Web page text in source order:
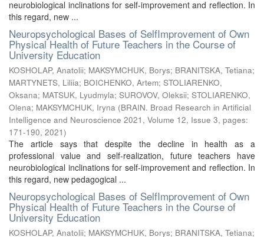
neurobiological inclinations for self-improvement and reflection. In
this regard, new ...
Neuropsychological Bases of SelfImprovement of Own
Physical Health of Future Teachers in the Course of
University Education
KOSHOLAP, Anatolii; MAKSYMCHUK, Borys; BRANITSKA, Tetiana;
MARTYNETS, Liliia; BOICHENKO, Artem; STOLIARENKO,
Oksana; MATSUK, Lyudmyla; SUROVOV, Oleksii; STOLIARENKO,
Olena; MAKSYMCHUK, Iryna (BRAIN. Broad Research in Artificial
Intelligence and Neuroscience 2021, Volume 12, Issue 3, pages:
171-190, 2021)
The article says that despite the decline in health as a
professional value and self-realization, future teachers have
neurobiological inclinations for self-improvement and reflection. In
this regard, new pedagogical ...
Neuropsychological Bases of SelfImprovement of Own
Physical Health of Future Teachers in the Course of
University Education
KOSHOLAP, Anatolii; MAKSYMCHUK, Borys; BRANITSKA, Tetiana;